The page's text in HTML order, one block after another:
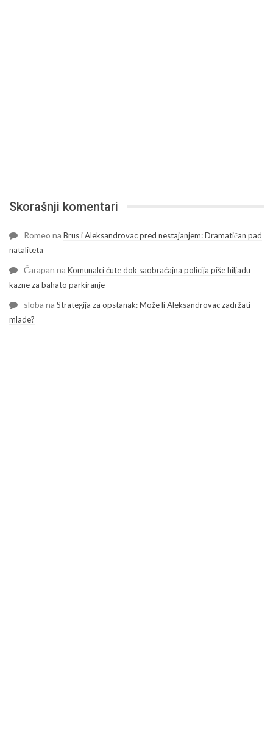
Skorašnji komentari
Romeo na Brus i Aleksandrovac pred nestajanjem: Dramatičan pad
nataliteta
Čarapan na Komunalci ćute dok saobraćajna policija piše hiljadu
kazne za bahato parkiranje
sloba na Strategija za opstanak: Može li Aleksandrovac zadržati
mlade?